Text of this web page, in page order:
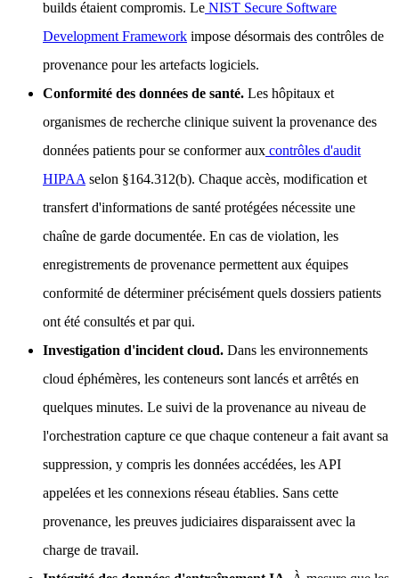
builds étaient compromis. Le NIST Secure Software
Development Framework impose désormais des contrôles de
provenance pour les artefacts logiciels.
Conformité des données de santé. Les hôpitaux et
organismes de recherche clinique suivent la provenance des
données patients pour se conformer aux contrôles d'audit
HIPAAselon §164.312(b). Chaque accès, modification et
transfert d'informations de santé protégées nécessite une
chaîne de garde documentée. En cas de violation, les
enregistrements de provenance permettent aux équipes
conformité de déterminer précisément quels dossiers patients
ont été consultés et par qui.
Investigation d'incident cloud. Dans les environnements
cloud éphémères, les conteneurs sont lancés et arrêtés en
quelques minutes. Le suivi de la provenance au niveau de
l'orchestration capture ce que chaque conteneur a fait avant sa
suppression, y compris les données accédées, les API
appelées et les connexions réseau établies. Sans cette
provenance, les preuves judiciaires disparaissent avec la
charge de travail.